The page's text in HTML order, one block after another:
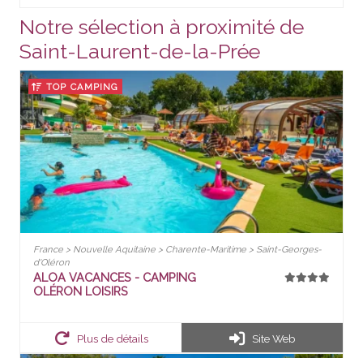
Notre sélection à proximité de
Saint-Laurent-de-la-Prée
TOP CAMPING
France > Nouvelle Aquitaine > Charente-Maritime > Saint-Georges-
d'Oléron
ALOA VACANCES - CAMPING
OLÉRON LOISIRS
Plus de détails Site Web